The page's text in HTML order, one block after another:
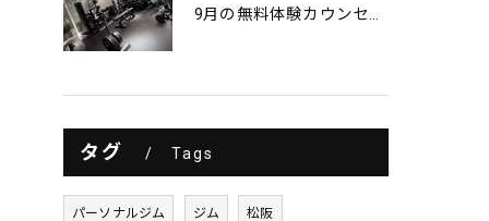
9月の無料体験カウンセリング
タグ Tags
パーソナルジム ジム 松阪